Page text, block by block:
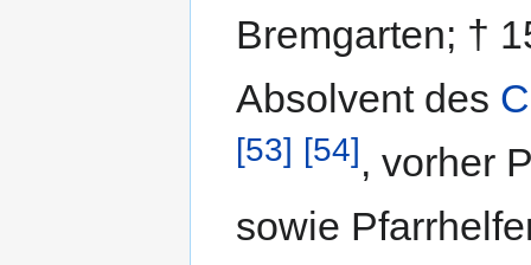
Bremgarten; †
Absolvent des
[53] [54], vorher
sowie